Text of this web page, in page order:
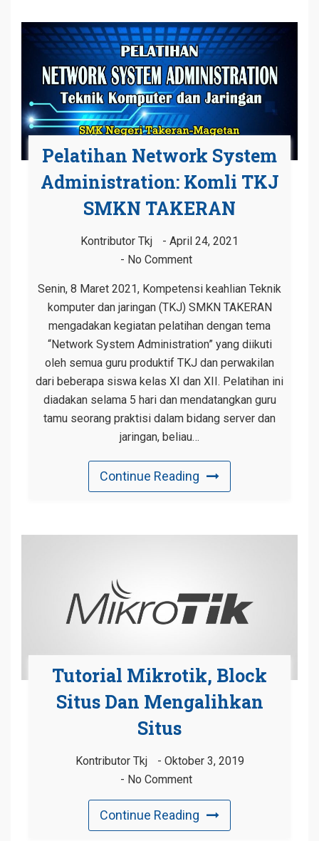
Pelatihan Network System
Administration: Komli TKJ
SMKN TAKERAN
Kontributor Tkj
April 24, 2021
No Comment
Senin, 8 Maret 2021, Kompetensi keahlian Teknik
komputer dan jaringan (TKJ) SMKN TAKERAN
mengadakan kegiatan pelatihan dengan tema
“Network System Administration” yang diikuti
oleh semua guru produktif TKJ dan perwakilan
dari beberapa siswa kelas XI dan XII. Pelatihan ini
diadakan selama 5 hari dan mendatangkan guru
tamu seorang praktisi dalam bidang server dan
jaringan, beliau…
Continue Reading
Tutorial Mikrotik, Block
Situs Dan Mengalihkan
Situs
Kontributor Tkj
Oktober 3, 2019
No Comment
Continue Reading